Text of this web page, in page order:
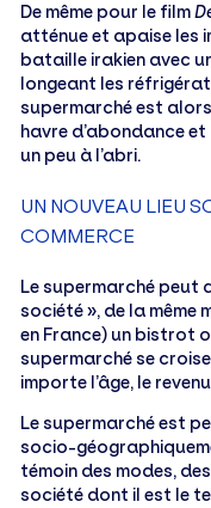
De même pour le film
atténue et apaise les
bataille irakien avec
longeant les
supermarché est
havre d’abondance
un peu à l’abri.
UN NOUVEAU LIEU
COMMERCE
Le supermarché peut
société », de la même
en France) un bistrot
supermarché se
importe l’âge, le
Le supermarché est
socio-
témoin des modes,
société dont il est le